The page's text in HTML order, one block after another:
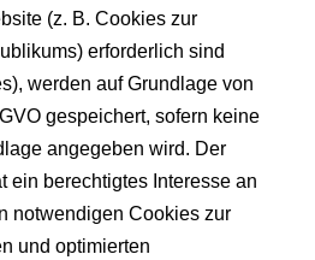
(z. B. Cookies zur
erforderlich sind
werden auf Grundlage von
gespeichert, sofern keine
angegeben wird. Der
ein berechtigtes Interesse an
notwendigen Cookies zur
und optimierten